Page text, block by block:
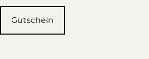
Gutschein